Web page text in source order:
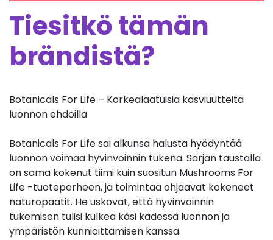
Tiesitkö tämän
brändistä?
Botanicals For Life – Korkealaatuisia kasviuutteita
luonnon ehdoilla
Botanicals For Life sai alkunsa halusta hyödyntää
luonnon voimaa hyvinvoinnin tukena. Sarjan taustalla
on sama kokenut tiimi kuin suositun Mushrooms For
Life -tuoteperheen, ja toimintaa ohjaavat kokeneet
naturopaatit. He uskovat, että hyvinvoinnin
tukemisen tulisi kulkea käsi kädessä luonnon ja
ympäristön kunnioittamisen kanssa.